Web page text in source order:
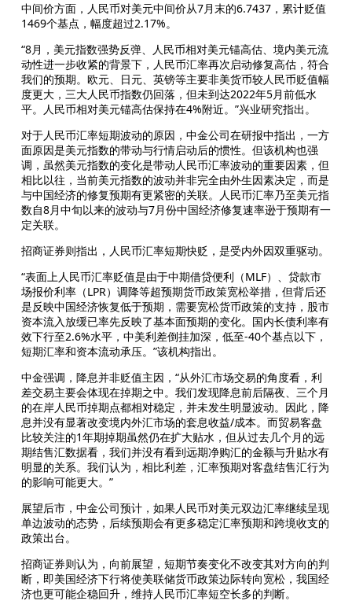
中间价方面，人民币对美元中间价从7月末的6.7437，累计贬值
1469个基点，幅度超过2.17%。
“8月，美元指数强势反弹、人民币相对美元锚高估、境内美元流
动性进一步收紧的背景下，人民币汇率再次启动修复高估，符合
我们的预期。欧元、日元、英镑等主要非美货币较人民币贬值幅
度更大，三大人民币指数仍回落，但未到达2022年5月前低水
平。人民币相对美元锚高估保持在4%附近。”兴业研究指出。
对于人民币汇率短期波动的原因，中金公司在研报中指出，一方
面原因是美元指数的带动与行情启动后的惯性。但该机构也强
调，虽然美元指数的变化是带动人民币汇率波动的重要因素，但
相比以往，当前美元指数的波动并非完全由外生因素决定，而是
与中国经济的修复预期有更紧密的关联。人民币汇率乃至美元指
数自8月中旬以来的波动与7月份中国经济修复速率逊于预期有一
定关联。
招商证券则指出，人民币汇率短期快贬，是受内外因双重驱动。
“表面上人民币汇率贬值是由于中期借贷便利（MLF）、贷款市
场报价利率（LPR）调降等超预期货币政策宽松举措，但背后还
是反映中国经济恢复低于预期，需要宽松货币政策的支持，股市
资本流入放缓已率先反映了基本面预期的变化。国内长债利率有
效下行至2.6%水平，中美利差倒挂加深，低至-40个基点以下，
短期汇率和资本流动承压。”该机构指出。
中金强调，降息并非贬值主因，“从外汇市场交易的角度看，利
差交易主要会体现在掉期之中。我们发现降息前后隔夜、三个月
的在岸人民币掉期点都相对稳定，并未发生明显波动。因此，降
息并没有显著改变境内外汇市场的套息收益/成本。而贸易客盘
比较关注的1年期掉期虽然仍在扩大贴水，但从过去几个月的远
期结售汇数据看，我们并没有看到远期净购汇的金额与升贴水有
明显的关系。我们认为，相比利差，汇率预期对客盘结售汇行为
的影响可能更大。”
展望后市，中金公司预计，如果人民币对美元双边汇率继续呈现
单边波动的态势，后续预期会有更多稳定汇率预期和跨境收支的
政策出台。
招商证券则认为，向前展望，短期节奏变化不改变其对方向的判
断，即美国经济下行将使美联储货币政策边际转向宽松，我国经
济也更可能企稳回升，维持人民币汇率短空长多的判断。